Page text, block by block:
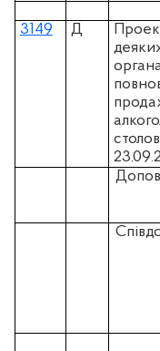
3149
Д